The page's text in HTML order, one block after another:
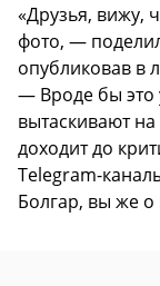
«Друзья, вижу,
фото, —
опубликовав в
— Вроде бы это
вытаскивают
доходит до
Telegram-
Болгар, вы же о